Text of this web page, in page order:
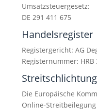
Umsatzsteuergesetz:
DE 291 411 675
Handelsregister
Registergericht: AG
Registernummer: HRB
Streitschlichtung
Die Europäische
Online-Streitbeilegung